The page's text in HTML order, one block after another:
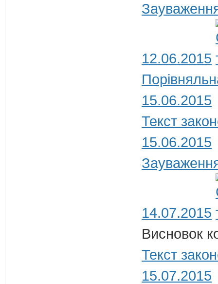
12.06.2015
15.06.2015
Текст
15.06.2015
14.07.2015
Висновок
Текст
15.07.2015